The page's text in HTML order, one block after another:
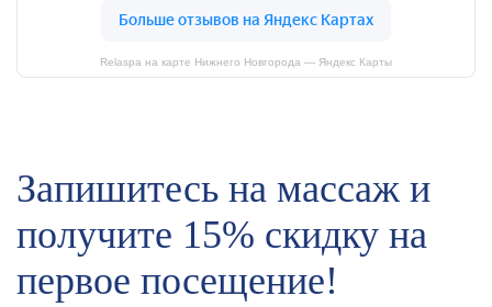
Relaspa на карте Нижнего Новгорода — Яндекс Карты
Запишитесь на массаж и
получите 15% скидку на
первое посещение!